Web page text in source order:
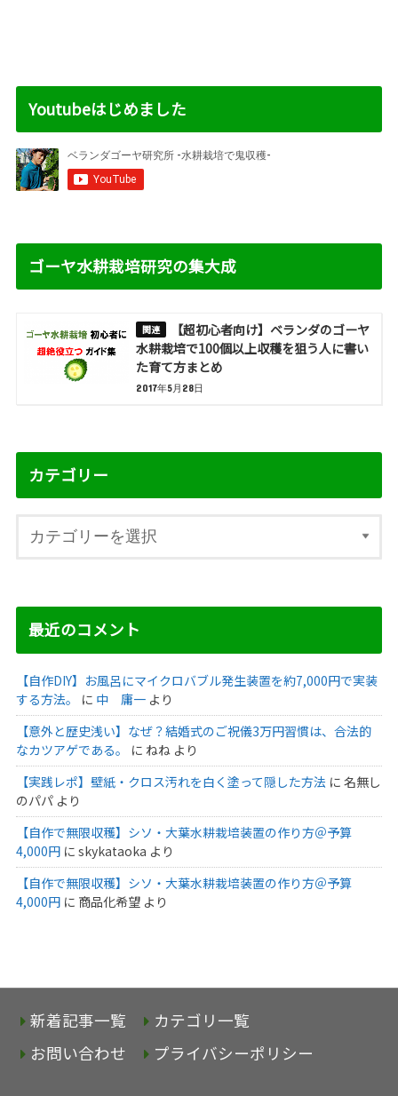
Youtubeはじめました
ゴーヤ水耕栽培研究の集大成
【超初心者向け】ベランダのゴーヤ
水耕栽培で100個以上収穫を狙う人に書い
た育て方まとめ
2017年5月28日
カテゴリー
最近のコメント
【自作DIY】お風呂にマイクロバブル発生装置を約7,000円で実装
する方法。
に 中 庸一より
【意外と歴史浅い】なぜ？結婚式のご祝儀3万円習慣は、合法的
なカツアゲである。
に ねねより
【実践レポ】壁紙・クロス汚れを白く塗って隠した方法 に 名無し
のパパより
【自作で無限収穫】シソ・大葉水耕栽培装置の作り方＠予算
4,000円に skykataoka より
【自作で無限収穫】シソ・大葉水耕栽培装置の作り方＠予算
4,000円に 商品化希望より
新着記事一覧
カテゴリ一覧
お問い合わせ
プライバシーポリシー